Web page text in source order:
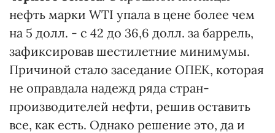
нефть марки WTI упала в цене более чем
на 5 долл. - с 42 до 36,6 долл. за баррель,
зафиксировав шестилетние минимумы.
Причиной стало заседание ОПЕК, которая
не оправдала надежд ряда стран-
производителей нефти, решив оставить
все, как есть. Однако решение это, да и